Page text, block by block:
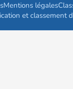
Mentions légales
et classement